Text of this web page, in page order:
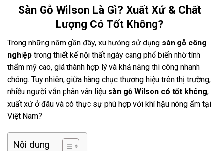
Sàn Gỗ Wilson Là Gì? Xuất Xứ & Chất
Lượng Có Tốt Không?
Trong những năm gần đây, xu hướng sử dụng sàn gỗ công
nghiệp trong thiết kế nội thất ngày càng phổ biến nhờ tính
thẩm mỹ cao, giá thành hợp lý và khả năng thi công nhanh
chóng. Tuy nhiên, giữa hàng chục thương hiệu trên thị trường,
nhiều người vẫn phân vân liệu sàn gỗ Wilson có tốt không,
xuất xứ ở đâu và có thực sự phù hợp với khí hậu nóng ẩm tại
Việt Nam?
Nội dung